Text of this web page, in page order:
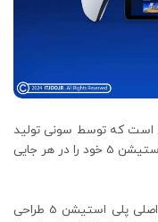
است که توسط سونی تولید
شده و به کاربر اجازه می‌دهد تا بازی‌های پلی استیشن 5 خود را در هر جایی
این دستگاه به عنوان یک مکمل برای کنسول اصلی پلی استیشن 5 طراحی